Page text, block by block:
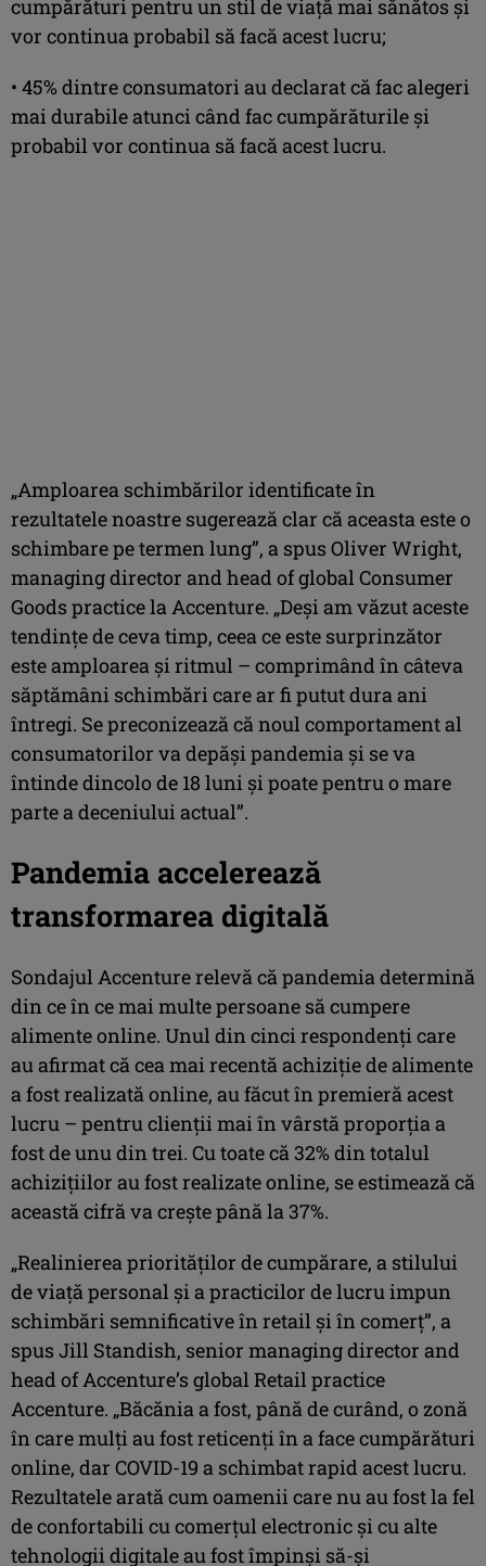
cumpărături pentru un stil de viață mai sănătos și
vor continua probabil să facă acest lucru;
• 45% dintre consumatori au declarat că fac alegeri
mai durabile atunci când fac cumpărăturile și
probabil vor continua să facă acest lucru.
„Amploarea schimbărilor identificate în
rezultatele noastre sugerează clar că aceasta este o
schimbare pe termen lung”, a spus Oliver Wright,
managing director and head of global Consumer
Goods practice la Accenture. „Deși am văzut aceste
tendințe de ceva timp, ceea ce este surprinzător
este amploarea și ritmul – comprimând în câteva
săptămâni schimbări care ar fi putut dura ani
întregi. Se preconizează că noul comportament al
consumatorilor va depăși pandemia și se va
întinde dincolo de 18 luni și poate pentru o mare
parte a deceniului actual”.
Pandemia accelerează
transformarea digitală
Sondajul Accenture relevă că pandemia determină
din ce în ce mai multe persoane să cumpere
alimente online. Unul din cinci respondenți care
au afirmat că cea mai recentă achiziție de alimente
a fost realizată online, au făcut în premieră acest
lucru – pentru clienții mai în vârstă proporția a
fost de unu din trei. Cu toate că 32% din totalul
achizițiilor au fost realizate online, se estimează că
această cifră va crește până la 37%.
„Realinierea priorităților de cumpărare, a stilului
de viață personal și a practicilor de lucru impun
schimbări semnificative în retail și în comerț”, a
spus Jill Standish, senior managing director and
head of Accenture’s global Retail practice
Accenture. „Băcănia a fost, până de curând, o zonă
în care mulți au fost reticenți în a face cumpărături
online, dar COVID-19 a schimbat rapid acest lucru.
Rezultatele arată cum oamenii care nu au fost la fel
de confortabili cu comerțul electronic și cu alte
tehnologii digitale au fost împinși să-și